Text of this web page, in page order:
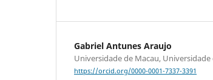
Gabriel Antunes Araujo
Universidade de Macau, Universidade
https://orcid.org/0000-0001-7337-3391